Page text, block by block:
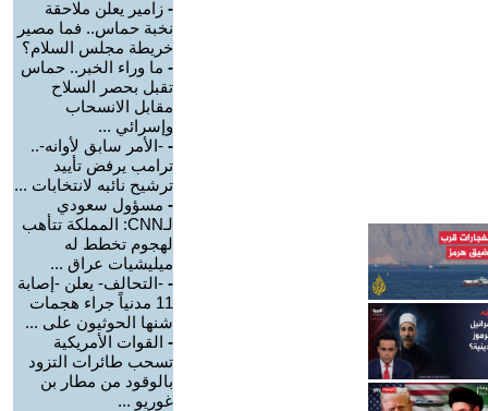
- زامير يعلن ملاحقة
نخبة حماس.. فما مصير
خريطة مجلس السلام؟
- ما وراء الخبر.. حماس
تقبل بحصر السلاح
مقابل الانسحاب
وإسرائي ...
- -الأمر سابق لأوانه-..
ترامب يرفض تأييد
ترشيح نائبه لانتخابات ...
- مسؤول سعودي
لـCNN: المملكة تتأهب
لهجوم تخطط له
ميليشيات عراق ...
- -التحالف- يعلن -إصابة
11 مدنياً جراء هجمات
شنها الحوثيون على ...
- القوات الأمريكية
تسحب طائرات التزود
بالوقود من مطار بن
غوريو ...